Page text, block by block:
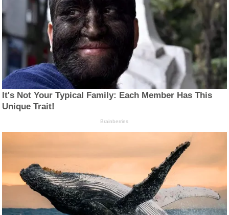
It's Not Your Typical Family: Each Member Has This
Unique Trait!
Brainberries